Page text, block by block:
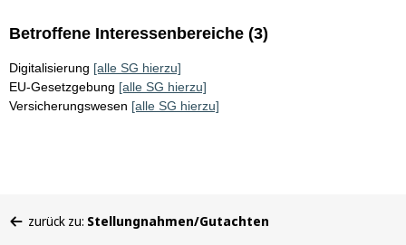
Betroffene Interessenbereiche (3)
Digitalisierung [alle SG hierzu]
EU-Gesetzgebung [alle SG hierzu]
Versicherungswesen [alle SG hierzu]
befinden
zurück zu: Stellungnahmen/Gutachten